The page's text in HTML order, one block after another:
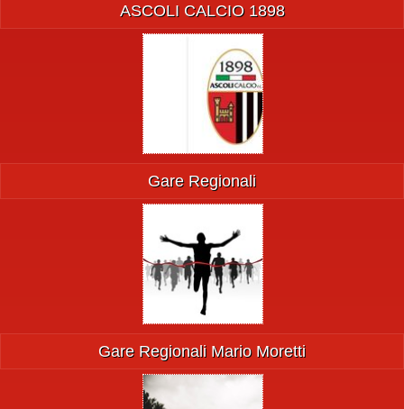
ASCOLI CALCIO 1898
Gare Regionali
Gare Regionali Mario Moretti